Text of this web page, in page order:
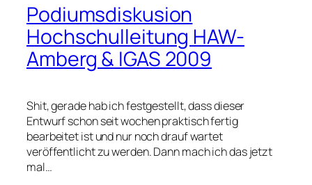
Podiumsdiskusion
Hochschulleitung HAW-
Amberg & IGAS 2009
Shit, gerade hab ich festgestellt, dass dieser
Entwurf schon seit wochen praktisch fertig
bearbeitet ist und nur noch drauf wartet
veröffentlicht zu werden. Dann mach ich das jetzt
mal…